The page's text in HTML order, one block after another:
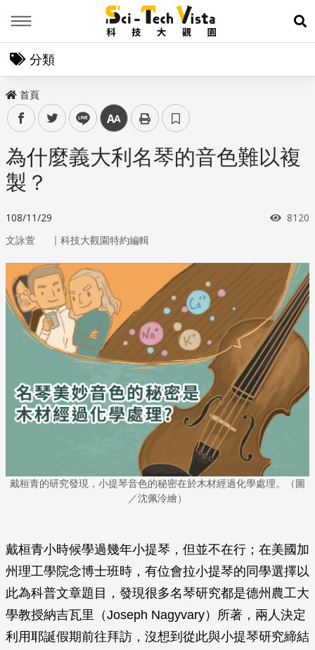
展
分類
首頁
facebooktwitter line 中
為什麼義大利名琴的音色難以複
製？
108/11/29 瀏覽
8120
文詠萱 ｜ 科技大觀園特約編輯
戴桓青的研究發現，小提琴音色的秘密在於木材經過化學處理。（圖
／沈佩泠繪）
戴桓青小時候學過幾年小提琴，但並不在行；在美國加
州理工學院念博士班時，有位會拉小提琴的同學選擇以
此為科普文章題目，發現很多名琴研究都是德州農工大
學教授納吉瓦里（Joseph Nagyvary）所著，兩人決定
利用耶誕假期前往拜訪，沒想到從此與小提琴研究締結